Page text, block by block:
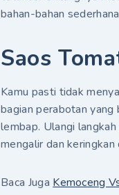
bahan-bahan
Saos
Kamu pasti tidak
bagian perabotan
lembap. Ulangi
mengalir dan keringkan
Baca Juga Kemoceng